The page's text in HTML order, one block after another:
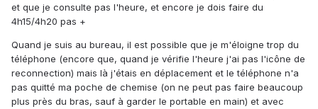
et que je consulte pas l'heure, et encore je dois faire du
4h15/4h20 pas +
Quand je suis au bureau, il est possible que je m'éloigne trop du
téléphone (encore que, quand je vérifie l'heure j'ai pas l'icône de
reconnection) mais là j'étais en déplacement et le téléphone n'a
pas quitté ma poche de chemise (on ne peut pas faire beaucoup
plus près du bras, sauf à garder le portable en main) et avec